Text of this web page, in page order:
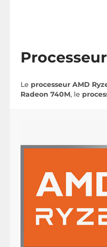
Le processeur AMD
Radeon 740M, le